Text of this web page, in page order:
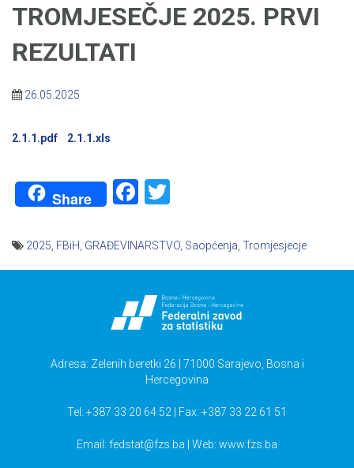
TROMJESEČJE 2025. PRVI
REZULTATI
26.05.2025
2.1.1.pdf 2.1.1.xls
Share Facebook
2025 FBiH GRAĐEVINARSTVO Saopćenja Tromjesjecje
Adresa: Zelenih beretki 26 | 71000 Sarajevo, Bosna i
Hercegovina
Tel: +387 33 20 64 52 | Fax: +387 33 22 61 51
Email: fedstat@fzs.ba | Web: www.fzs.ba